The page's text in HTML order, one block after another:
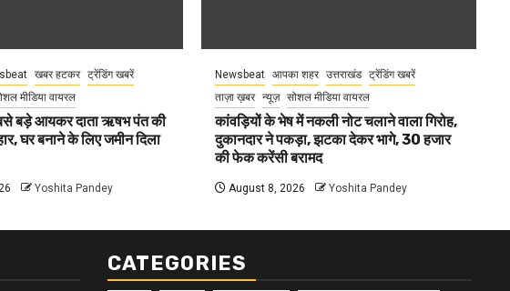
खबर हटकर ट्रेंडिंग खबरें
मीडिया वायरल
बड़े आयकर दाता ऋषभ पंत की
घर बनाने के लिए जमीन दिला
Yoshita Pandey
Newsbeat आपका शहर उत्तराखंड
ट्रेंडिंग खबरें
ताज़ा ख़बर
न्यूज़ सोशल मीडिया वायरल
कांवड़ियों के भेष में नकली नोट चलाने वाला गिरोह,
दुकानदार ने पकड़ा, झटका देकर भागे, 30 हजार
की फेक करेंसी बरामद
August 8, 2026 Yoshita Pandey
CATEGORIES